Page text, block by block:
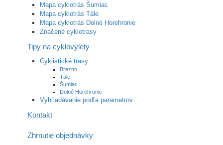
Mapa cyklotrás Šumiac
Mapa cyklotrás Tále
Mapa cyklotrás Dolné Horehronie
Značené cyklotrasy
Tipy na cyklovýlety
Cyklistické trasy
Brezno
Tále
Šumiac
Dolné Horehronie
Vyhľladávanie podľa parametrov
Kontakt
Zhrnutie objednávky